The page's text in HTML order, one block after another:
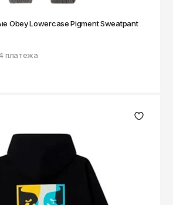
Obey Lowercase Pigment Sweatpant
платежа